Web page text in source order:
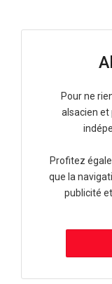
Pour ne
alsacien et
Profitez
que la
publicité